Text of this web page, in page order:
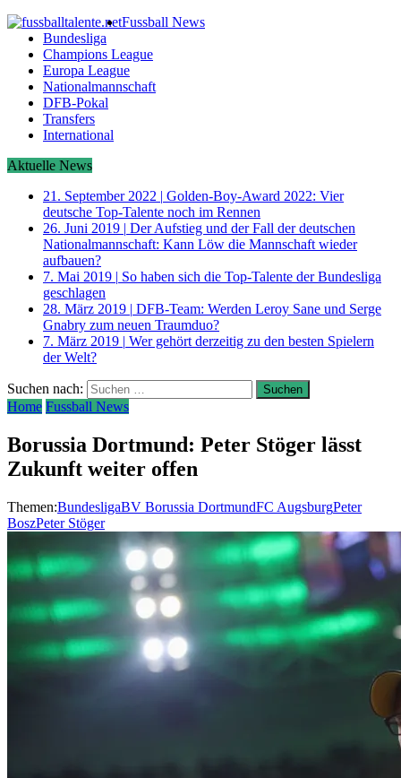
Fussball News
Bundesliga
Champions League
Europa League
Nationalmannschaft
DFB-Pokal
Transfers
International
Aktuelle News
21. September 2022 | Golden-Boy-Award 2022: Vier
deutsche Top-Talente noch im Rennen
26. Juni 2019 | Der Aufstieg und der Fall der deutschen
Nationalmannschaft: Kann Löw die Mannschaft wieder
aufbauen?
7. Mai 2019 | So haben sich die Top-Talente der Bundesliga
geschlagen
28. März 2019 | DFB-Team: Werden Leroy Sane und Serge
Gnabry zum neuen Traumduo?
7. März 2019 | Wer gehört derzeitig zu den besten Spielern
der Welt?
Suchen nach:
Home Fussball News
Borussia Dortmund: Peter Stöger lässt
Zukunft weiter offen
Themen:BundesligaBV Borussia DortmundFC AugsburgPeter
BoszPeter Stöger